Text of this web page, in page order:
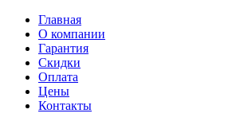
Главная
О компании
Гарантия
Скидки
Оплата
Цены
Контакты